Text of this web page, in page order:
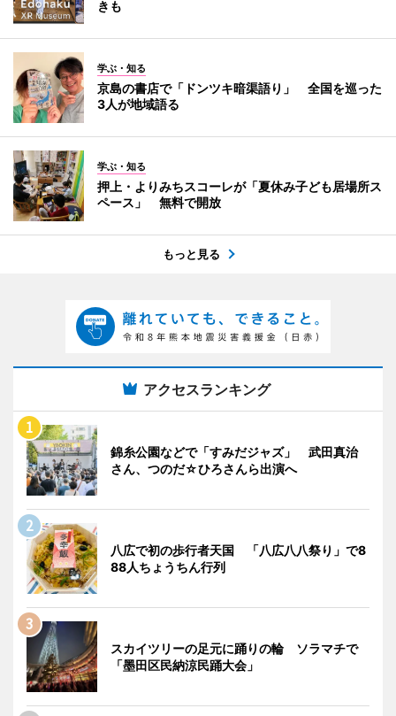
きも
学ぶ・知る
京島の書店で「ドンツキ暗渠語り」 全国を巡った
3人が地域語る
学ぶ・知る
押上・よりみちスコーレが「夏休み子ども居場所ス
ペース」 無料で開放
もっと見る
アクセスランキング
錦糸公園などで「すみだジャズ」 武田真治
さん、つのだ☆ひろさんら出演へ
八広で初の歩行者天国 「八広八八祭り」で8
88人ちょうちん行列
スカイツリーの足元に踊りの輪 ソラマチで
「墨田区民納涼民踊大会」